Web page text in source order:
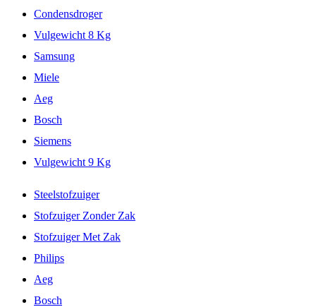
Condensdroger
Vulgewicht 8 Kg
Samsung
Miele
Aeg
Bosch
Siemens
Vulgewicht 9 Kg
Steelstofzuiger
Stofzuiger Zonder Zak
Stofzuiger Met Zak
Philips
Aeg
Bosch